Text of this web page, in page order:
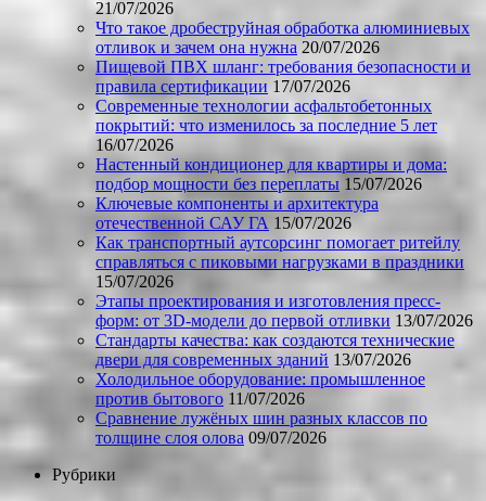
21/07/2026
Что такое дробеструйная обработка алюминиевых
отливок и зачем она нужна 20/07/2026
Пищевой ПВХ шланг: требования безопасности и
правила сертификации 17/07/2026
Современные технологии асфальтобетонных
покрытий: что изменилось за последние 5 лет
16/07/2026
Настенный кондиционер для квартиры и дома:
подбор мощности без переплаты 15/07/2026
Ключевые компоненты и архитектура
отечественной САУ ГА 15/07/2026
Как транспортный аутсорсинг помогает ритейлу
справляться с пиковыми нагрузками в праздники
15/07/2026
Этапы проектирования и изготовления пресс-
форм: от 3D-модели до первой отливки 13/07/2026
Стандарты качества: как создаются технические
двери для современных зданий 13/07/2026
Холодильное оборудование: промышленное
против бытового 11/07/2026
Сравнение лужёных шин разных классов по
толщине слоя олова 09/07/2026
Рубрики